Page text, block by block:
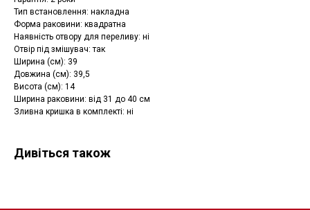
Тип встановлення: накладна
Форма раковини: квадратна
Наявність отвору для переливу: ні
Отвір під змішувач: так
Ширина (см): 39
Довжина (см): 39,5
Висота (см): 14
Ширина раковини: від 31 до 40 см
Зливна кришка в комплекті: ні
Дивіться також